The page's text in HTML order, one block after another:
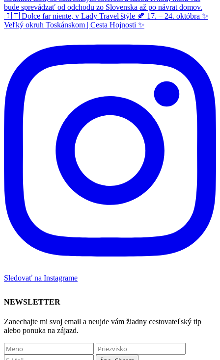
Sledovať na Instagrame
NEWSLETTER
Zanechajte mi svoj email a neujde vám žiadny cestovateľský tip
alebo ponuka na zájazd.